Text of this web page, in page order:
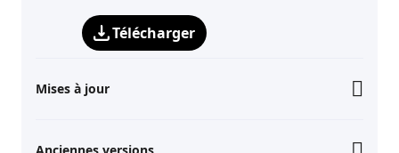
Télécharger
Mises à jour